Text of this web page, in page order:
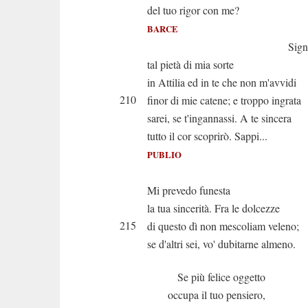
del tuo rigor con me?
BARCE
Signor,
tal pietà di mia sorte
in Attilia ed in te che non m'avvidi
210
finor di mie catene; e troppo ingrata
sarei, se t'ingannassi. A te sincera
tutto il cor scoprirò. Sappi...
PUBLIO
Mi prevedo funesta
la tua sincerità. Fra le dolcezze
215
di questo dì non mescoliam veleno;
se d'altri sei, vo' dubitarne almeno.
Se più felice oggetto
occupa il tuo pensiero,